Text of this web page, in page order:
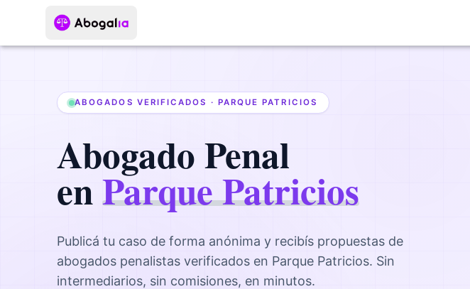
ABOGADOS VERIFICADOS · PARQUE PATRICIOS
AbogadoPenal
enParque Patricios
Publicá tu caso de forma anónima y recibís propuestas de
abogados penalistas verificados en Parque Patricios. Sin
intermediarios, sin comisiones, en minutos.